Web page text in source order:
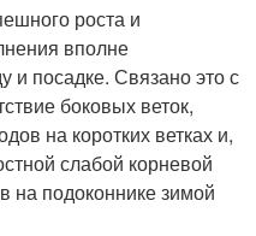
роста и
вполне
и посадке. Связано это с
боковых веток,
на коротких ветках и,
слабой корневой
на подоконнике зимой